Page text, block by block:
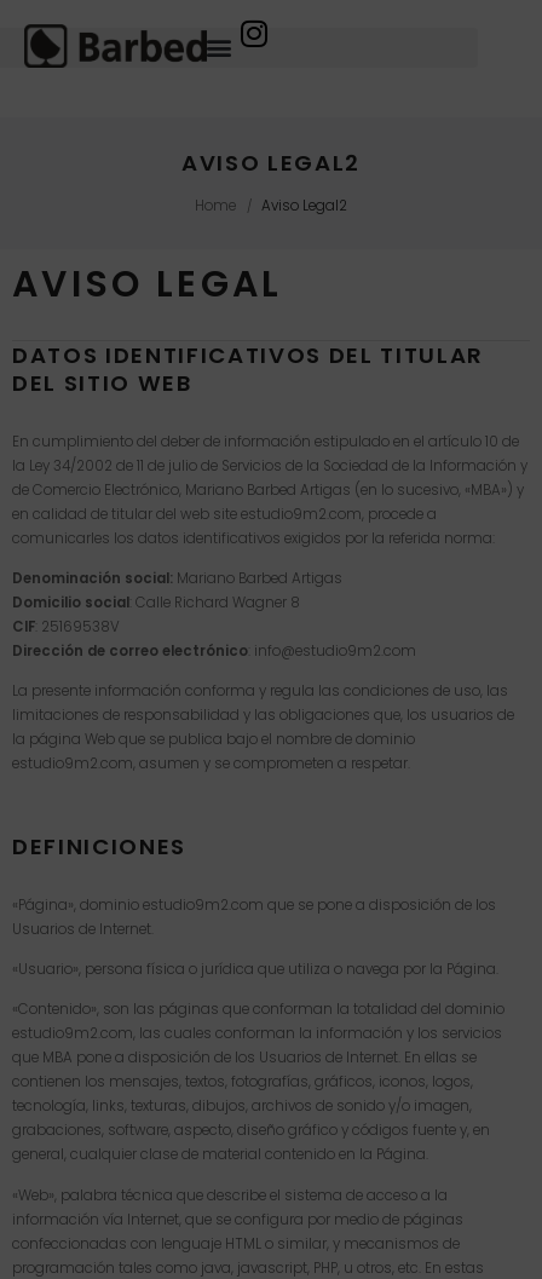
AVISO LEGAL2
Home / Aviso Legal2
AVISO LEGAL
DATOS IDENTIFICATIVOS DEL TITULAR
DEL SITIO WEB
En cumplimiento del deber de información estipulado en el artículo 10 de
la Ley 34/2002 de 11 de julio de Servicios de la Sociedad de la Información y
de Comercio Electrónico, Mariano Barbed Artigas (en lo sucesivo, «MBA») y
en calidad de titular del web site estudio9m2.com, procede a
comunicarles los datos identificativos exigidos por la referida norma:
Denominación social: Mariano Barbed Artigas
Domicilio social : Calle Richard Wagner 8
CIF : 25169538V
Dirección de correo electrónico : info@estudio9m2.com
La presente información conforma y regula las condiciones de uso, las
limitaciones de responsabilidad y las obligaciones que, los usuarios de
la página Web que se publica bajo el nombre de dominio
estudio9m2.com, asumen y se comprometen a respetar.
DEFINICIONES
«Página», dominio estudio9m2.com que se pone a disposición de los
Usuarios de Internet.
«Usuario», persona física o jurídica que utiliza o navega por la Página.
«Contenido», son las páginas que conforman la totalidad del dominio
estudio9m2.com, las cuales conforman la información y los servicios
que MBA pone a disposición de los Usuarios de Internet. En ellas se
contienen los mensajes, textos, fotografías, gráficos, iconos, logos,
tecnología, links, texturas, dibujos, archivos de sonido y/o imagen,
grabaciones, software, aspecto, diseño gráfico y códigos fuente y, en
general, cualquier clase de material contenido en la Página.
«Web», palabra técnica que describe el sistema de acceso a la
información vía Internet, que se configura por medio de páginas
confeccionadas con lenguaje HTML o similar, y mecanismos de
programación tales como java, javascript, PHP, u otros, etc. En estas